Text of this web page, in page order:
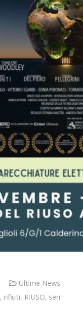
Ultime News
, rifiuti, RIUSO, serr